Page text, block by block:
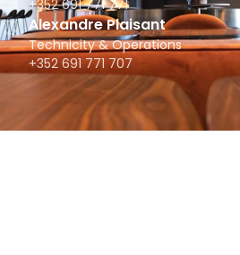
+352 691 771 771
Alexandre Plaisant
Technicity & Operations
+352 691 771 707